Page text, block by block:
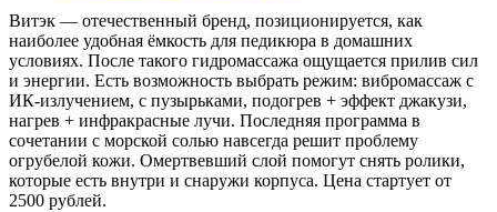
Витэк — отечественный бренд, позиционируется, как
наиболее удобная ёмкость для педикюра в домашних
условиях. После такого гидромассажа ощущается прилив сил
и энергии. Есть возможность выбрать режим: вибромассаж с
ИК-излучением, с пузырьками, подогрев + эффект джакузи,
нагрев + инфракрасные лучи. Последняя программа в
сочетании с морской солью навсегда решит проблему
огрубелой кожи. Омертвевший слой помогут снять ролики,
которые есть внутри и снаружи корпуса. Цена стартует от
2500 рублей.